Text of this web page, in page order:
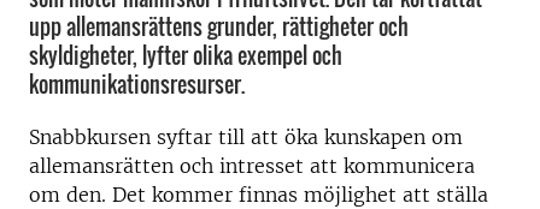
upp allemansrättens grunder, rättigheter och
skyldigheter, lyfter olika exempel och
kommunikationsresurser.
Snabbkursen syftar till att öka kunskapen om
allemansrätten och intresset att kommunicera
om den. Det kommer finnas möjlighet att ställa